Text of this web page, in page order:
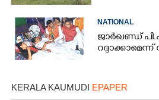
NATIONAL
ജാർഖണ്ഡ്
KERALA KAUMUDI EPAPER